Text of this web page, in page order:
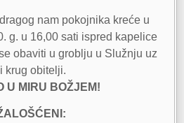
nam pokojnika kreće u
g. u 16,00 sati ispred kapelice
obaviti u groblju u Služnju uz
krug obitelji.
U MIRU BOŽJEM!